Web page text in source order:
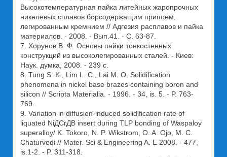
Высокотемпературная пайка литейных жаропрочных
никелевых сплавов борсодержащим припоем,
легированным кремнием // Адгезия расплавов и пайка
материалов. - 2008. - Вып.41. - С. 63-87.
7. Хорунов В. Ф. Основы пайки тонкостенных
конструкций из высоколегированных сталей. - Киев:
Наук. думка, 2008. - 239 с.
8. Tung S. K., Lim L. C., Lai M. O. Solidification
phenomena in nickel base brazes containing boron and
silicon // Scripta Materialia. - 1996. - 34, is. 5. - P. 763-
769.
9. Variation in diffusion-induced solidification rate of
liquated NiДCrДB insert during TLP bonding of Waspaloy
superalloy/ K. Tokoro, N. P. Wikstrom, O. A. Ojo, M. C.
Chaturvedi // Mater. Sci & Engineering A. Е 2008. - 477,
is.1-2. - P. 311-318.